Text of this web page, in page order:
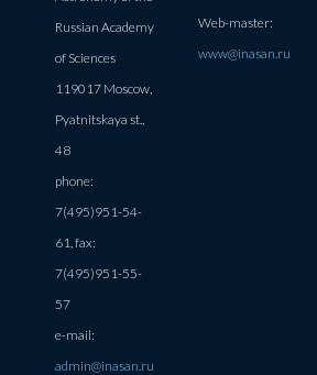
Russian Academy
of Sciences
119017 Moscow,
Pyatnitskaya st.,
48
phone:
7(495)951-54-
61, fax:
7(495)951-55-
57
e-mail:
admin@inasan.ru
Web-master:
www@inasan.ru